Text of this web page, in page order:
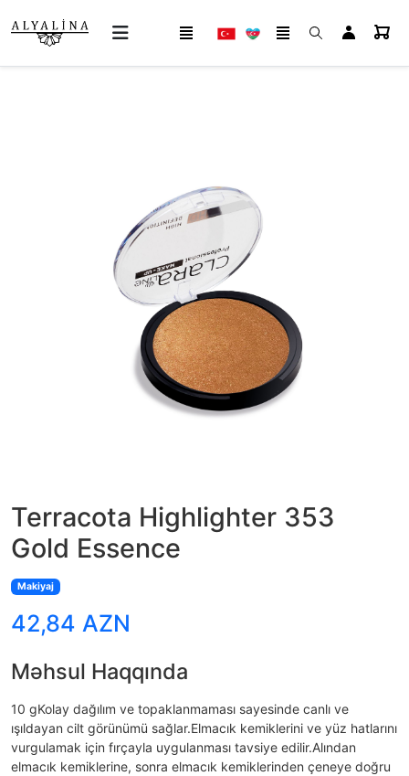
Terracota Highlighter 353
Gold Essence
Makiyaj
42,84 AZN
Məhsul Haqqında
10 gKolay dağılım ve topaklanmaması sayesinde canlı ve
ışıldayan cilt görünümü sağlar.Elmacık kemiklerini ve yüz hatlarını
vurgulamak için fırçayla uygulanması tavsiye edilir.Alından
elmacık kemiklerine, sonra elmacık kemiklerinden çeneye doğru